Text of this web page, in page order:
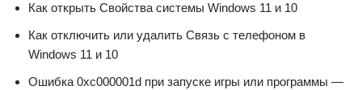
Как открыть Свойства системы Windows 11 и 10
Как отключить или удалить Связь с телефоном в
Windows 11 и 10
Ошибка 0xc000001d при запуске игры или программы —